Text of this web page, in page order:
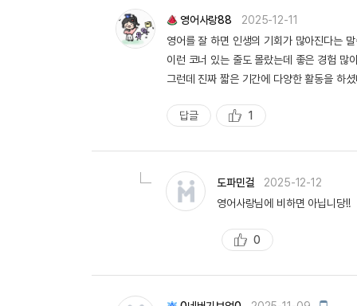
영어사랑88
2025-12-11
영어를 잘 하면 인생의 기회가 많아진다는
이런 코너 있는 줄도 몰랐는데 좋은 경험 많
그런데 진짜 짧은 기간에 다양한 활동을 하
답글
추
천
1
도파민걸
2025-12-12
영어사랑님에 비하면 아닙니당!!
추
0